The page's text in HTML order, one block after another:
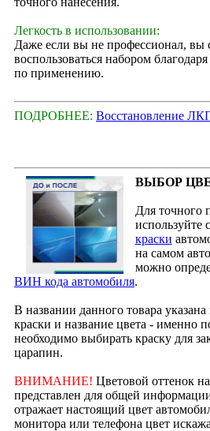
Легкость в использовании:
Даже если вы не профессионал, вы
воспользоваться набором
по применению.
ПОДРОБНЕЕ: Восстановление
ВЫБОР
Для точного
используйте
краски
на самом
можно
ВИН кода автомобиля.
В названии данного товара
краски и название цвета - именно
необходимо выбирать краску для
царапин.
ВНИМАНИЕ! Цветовой оттенок
представлен для общей
отражает настоящий цвет
монитора или телефона цвет